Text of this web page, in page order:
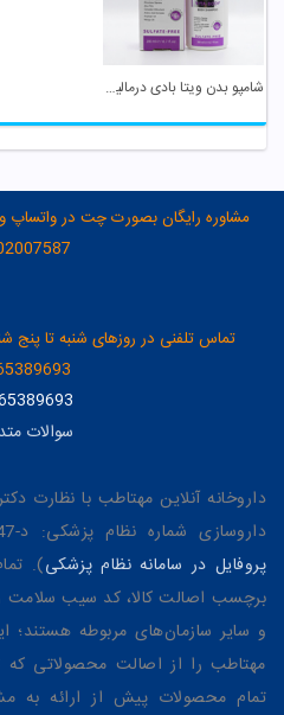
شامپو بدن ویتا بادی درمالیفت
سوالات
داروخانه آنلاین مهتاطب با نظارت
داروسازی شماره نظام پزشکی: د-3247، فعالیت می‌کند. (
پروفایل در سامانه نظام پزشکی).
برچسب اصالت کالا، کد سیب سلامت
و سایر سازمان‌های مربوطه هستند؛
مهتاطب را از اصالت محصولاتی که
تمام محصولات پیش از ارائه به